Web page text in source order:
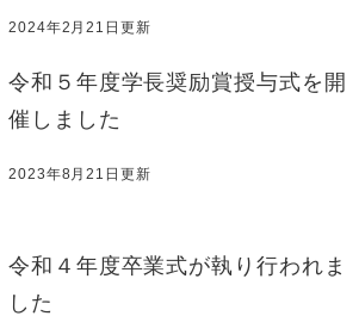
2024年2月21日更新
令和５年度学長奨励賞授与式を開
催しました
2023年8月21日更新
令和４年度卒業式が執り行われま
した